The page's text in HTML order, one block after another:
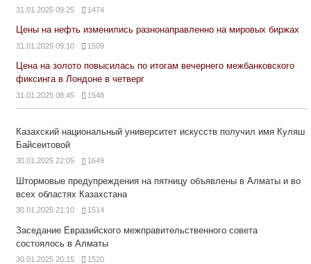
31.01.2025 09:25 1474
Цены на нефть изменились разнонаправленно на мировых биржах
31.01.2025 09:10 1509
Цена на золото повысилась по итогам вечернего межбанковского
фиксинга в Лондоне в четверг
31.01.2025 08:45 1548
Казахский национальный университет искусств получил имя Куляш
Байсеитовой
30.01.2025 22:05 1649
Штормовые предупреждения на пятницу объявлены в Алматы и во
всех областях Казахстана
30.01.2025 21:10 1514
Заседание Евразийского межправительственного совета
состоялось в Алматы
30.01.2025 20:15 1520